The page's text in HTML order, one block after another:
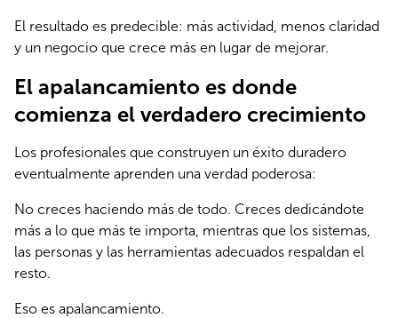
El resultado es predecible: más actividad, menos claridad
y un negocio que crece más en lugar de mejorar.
El apalancamiento es donde
comienza el verdadero crecimiento
Los profesionales que construyen un éxito duradero
eventualmente aprenden una verdad poderosa:
No creces haciendo más de todo. Creces dedicándote
más a lo que más te importa, mientras que los sistemas,
las personas y las herramientas adecuados respaldan el
resto.
Eso es apalancamiento.